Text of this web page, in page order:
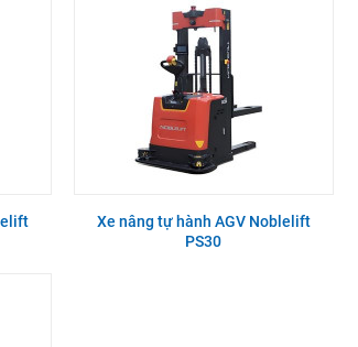
Xe nâng tự hành AGV Noblelift
PS30